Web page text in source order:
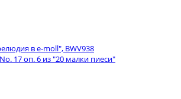
в e-moll", BWV938
17 оп. 6 из "20 малки пиеси"